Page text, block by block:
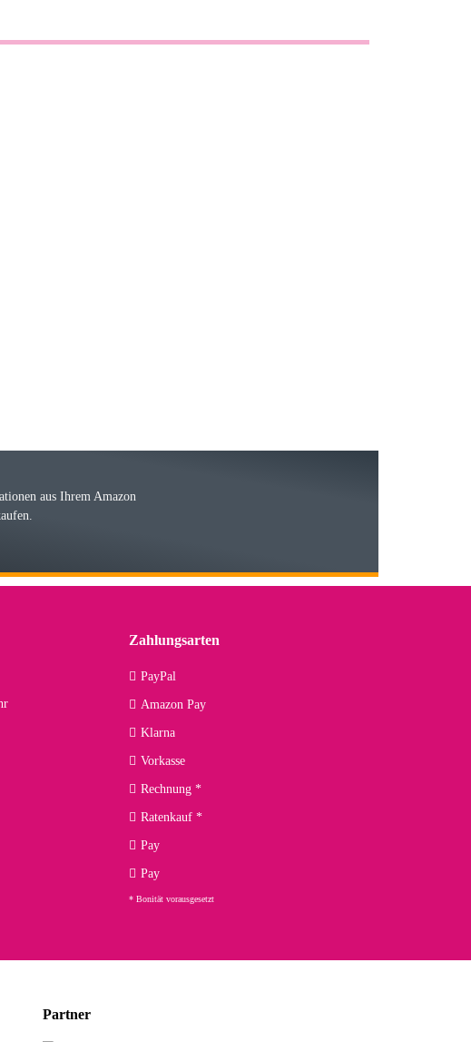
noch in den kommenden Jahren herausstellen. Spannend wird es falls
aus Ihrem Amazon
Zahlungsarten
PayPal
Amazon Pay
Klarna
Vorkasse
Rechnung *
Ratenkauf *
Pay
Pay
* Bonität vorausgesetzt
Partner